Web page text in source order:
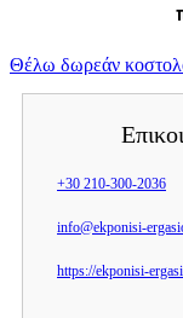
Θέλω δωρεάν
+30 210-300-2036
info@ekponisi-
https://ekponisi-